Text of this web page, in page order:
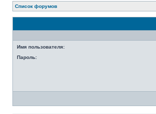
Список форумов
Имя пользователя:
Пароль: